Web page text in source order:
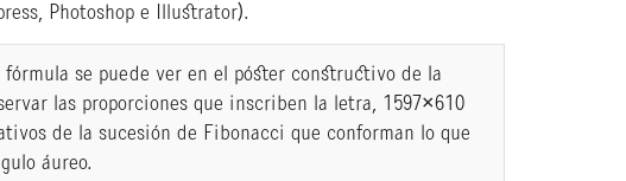
Photoshop e Illustrator).
fórmula se puede ver en el póster constructivo de la
las proporciones que inscriben la letra, 1597×610
de la sucesión de Fibonacci que conforman lo que
áureo.